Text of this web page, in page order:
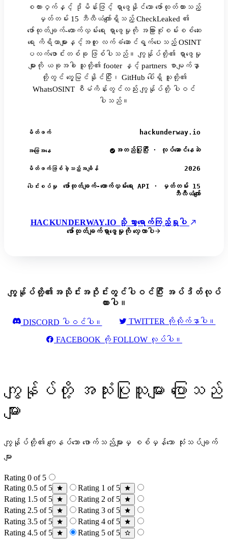
စကားဝှက်နှင့် ဒိုမိန်းဖြင့် ရှာဖွေနိုင်သော ဖော်ထုတ်ထားသည့်
မှတ်တမ်း 15 ဘီလီယံကျော်ရှိသည့် CheckLeaked ၏
ဖော်ထုတ်ချက်-ထောက်လှမ်းရေး ရှာဖွေမှုကို အခြားစုံစမ်းစစ်ဆေး
ရေး ကိရိယာများနှင့်အတူ လက်ခံဆောင်ရွက်ပေးသည့် OSINT
ပလက်ဖောင်းတစ်ခု ဖြစ်ပါသည်။ ကျွန်ုပ်တို့၏ ရှာဖွေမှု
များကို ယခုအခါ သူတို့၏ footer နှင့် partners စာမျက်နှာ
တို့တွင် တွေ့မြင်နိုင်ပြီး၊ GitHub ပေါ်ရှိ သူတို့၏
WhatsOSINT စီမံကိန်းတွင်လည်း ကျွန်ုပ်တို့ ပါဝင်
ပါသည်။
မိတ်ဖက် hackunderway.io
အခြေအနေ အတည်ပြုပြီး · လုပ်ဆောင်နေဆဲ
မိတ်ဖက်ဖြစ်ခဲ့သည့်အချိန် 2026
ပေါင်းစပ်မှု
ဖော်ထုတ်ချက်-ထောက်လှမ်းရေး API · မှတ်တမ်း 15
ဘီလီယံကျော်
HACKUNDERWAY.IO သို့ သွားရောက်ကြည့်ရှုပါ
ဖော်ထုတ်ချက်ရှာဖွေမှုကို လေ့လာပါ
ကျွန်ုပ်တို့၏အသိုင်းအဝိုင်းတွင်ပါဝင်ပြီး အပ်ဒိတ်လုပ်
ထားပါ။
DISCORD ပါဝင်ပါ။ TWITTER ကိုလိုက်နာပါ။
FACEBOOK ကို FOLLOW လုပ်ပါ။
ကျွန်ုပ်တို့ အသုံးပြုသူများ ပြောသည်
များ
ကျွန်ုပ်တို့၏ ကျေနပ်သော ဖောက်သည်များမှ စစ်မှန်သော သုံးသပ်ချက်
များ
Rating 0 of 5
Rating 0.5 of 5
Rating 1 of 5
Rating 1.5 of 5
Rating 2 of 5
Rating 2.5 of 5
Rating 3 of 5
Rating 3.5 of 5
Rating 4 of 5
Rating 4.5 of 5
Rating 5 of 5